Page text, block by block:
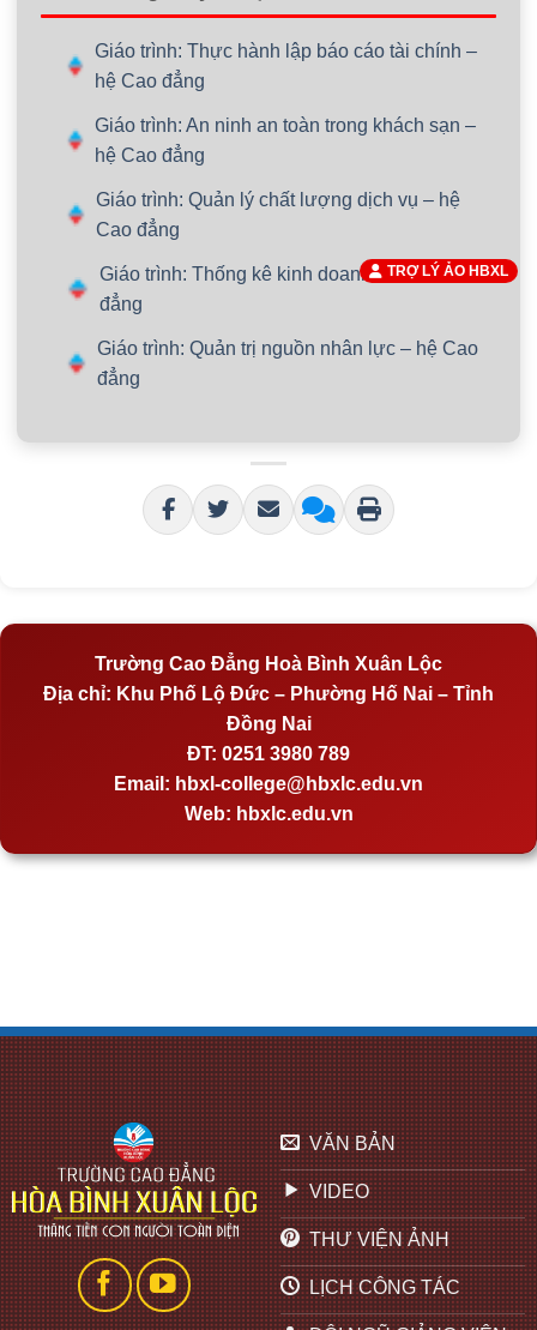
Giáo trình: Thực hành lập báo cáo tài chính –
hệ Cao đẳng
Giáo trình: An ninh an toàn trong khách sạn –
hệ Cao đẳng
Giáo trình: Quản lý chất lượng dịch vụ – hệ
Cao đẳng
Giáo trình: Thống kê kinh doanh – hệ Cao
đẳng
Giáo trình: Quản trị nguồn nhân lực – hệ Cao
đẳng
Trường Cao Đẳng Hoà Bình Xuân Lộc
Địa chỉ: Khu Phố Lộ Đức – Phường Hố Nai – Tỉnh
Đồng Nai
ĐT: 0251 3980 789
Email: hbxl-college@hbxlc.edu.vn
Web: hbxlc.edu.vn
VĂN BẢN
VIDEO
THƯ VIỆN ẢNH
LỊCH CÔNG TÁC
TRỢ LÝ ẢO HBXL